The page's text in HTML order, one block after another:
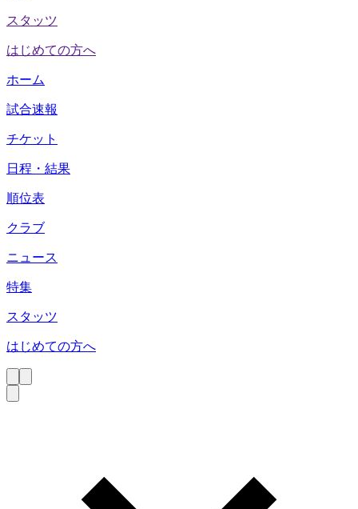
スタッツ
はじめての方へ
ホーム
試合速報
チケット
日程・結果
順位表
クラブ
ニュース
特集
スタッツ
はじめての方へ